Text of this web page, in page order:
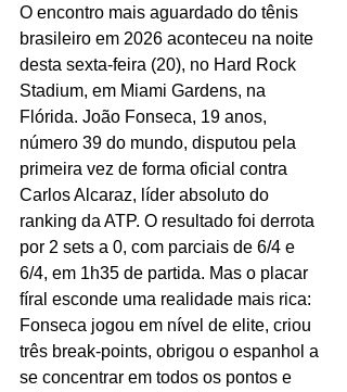
O encontro mais aguardado do tênis
brasileiro em 2026 aconteceu na noite
desta sexta-feira (20), no Hard Rock
Stadium, em Miami Gardens, na
Flórida. João Fonseca, 19 anos,
número 39 do mundo, disputou pela
primeira vez de forma oficial contra
Carlos Alcaraz, líder absoluto do
ranking da ATP. O resultado foi derrota
por 2 sets a 0, com parciais de 6/4 e
6/4, em 1h35 de partida. Mas o placar
fíral esconde uma realidade mais rica:
Fonseca jogou em nível de elite, criou
três break-points, obrigou o espanhol a
se concentrar em todos os pontos e